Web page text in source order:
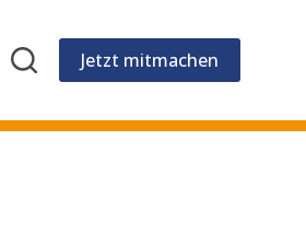
Jetzt mitmachen